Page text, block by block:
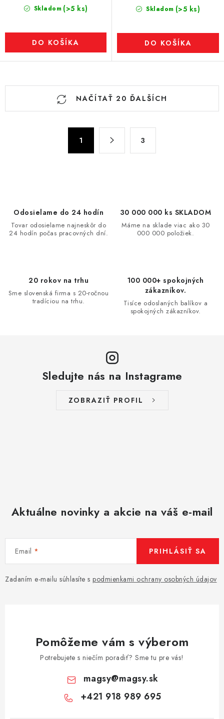
Skladom (>5 ks)
DO KOŠÍKA
Skladom (>5 ks)
DO KOŠÍKA
O
v
p
NAČÍTAŤ 20 ĎALŠÍCH
a
1 3
Odosielame do 24 hodín
Tovar odosielame najneskôr do
24 hodín počas pracovných dní.
30 000 000 ks SKLADOM
Máme na sklade viac ako 30
000 000 položiek.
20 rokov na trhu
Sme slovenská firma s 20-ročnou
tradíciou na trhu.
100 000+ spokojných
zákazníkov.
Tisíce odoslaných balíkov a
spokojných zákazníkov.
Sledujte nás na Instagrame
ZOBRAZIŤ PROFIL
Aktuálne novinky a akcie na váš e-mail
Email
Zadaním e-mailu súhlasíte s podmienkami ochrany osobných údajov
PRIHLÁSIŤ SA
Pomôžeme vám s výberom
Potrebujete s niečím poradiť? Sme tu pre vás!
magsy@magsy.sk
+421 918 989 695